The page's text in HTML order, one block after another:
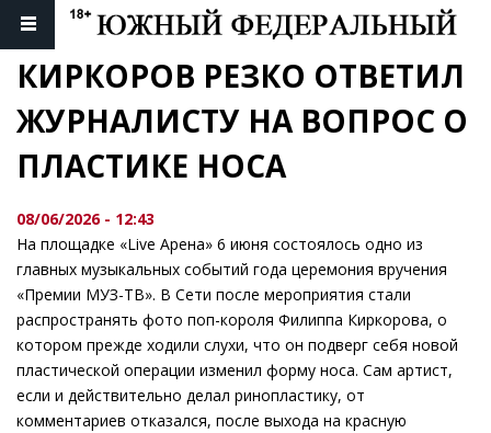
КИРКОРОВ РЕЗКО ОТВЕТИЛ
ЖУРНАЛИСТУ НА ВОПРОС О
ПЛАСТИКЕ НОСА
08/06/2026 - 12:43
На площадке «Live Арена» 6 июня состоялось одно из
главных музыкальных событий года церемония вручения
«Премии МУЗ-ТВ». В Сети после мероприятия стали
распространять фото поп-короля Филиппа Киркорова, о
котором прежде ходили слухи, что он подверг себя новой
пластической операции изменил форму носа. Сам артист,
если и действительно делал ринопластику, от
комментариев отказался, после выхода на красную